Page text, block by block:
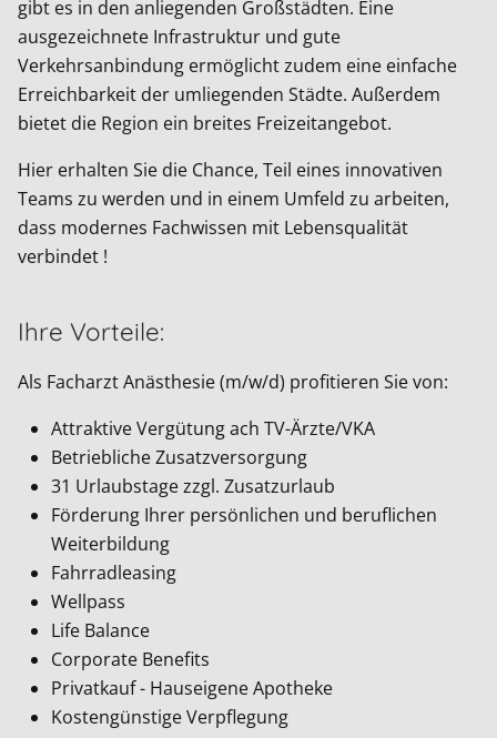
gibt es in den anliegenden Großstädten. Eine
ausgezeichnete Infrastruktur und gute
Verkehrsanbindung ermöglicht zudem eine einfache
Erreichbarkeit der umliegenden Städte. Außerdem
bietet die Region ein breites Freizeitangebot.
Hier erhalten Sie die Chance, Teil eines innovativen
Teams zu werden und in einem Umfeld zu arbeiten,
dass modernes Fachwissen mit Lebensqualität
verbindet !
Ihre Vorteile:
Als Facharzt Anästhesie (m/w/d) profitieren Sie von:
Attraktive Vergütung ach TV-Ärzte/VKA
Betriebliche Zusatzversorgung
31 Urlaubstage zzgl. Zusatzurlaub
Förderung Ihrer persönlichen und beruflichen
Weiterbildung
Fahrradleasing
Wellpass
Life Balance
Corporate Benefits
Privatkauf - Hauseigene Apotheke
Kostengünstige Verpflegung